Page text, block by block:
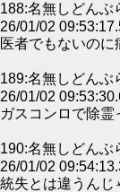
188:名無しどんぶ
26/01/02
医者でもないの
189:名無しどんぶ
26/01/02
ガスコンロで除霊
190:名無しどんぶ
26/01/02
統失とは違うんじ